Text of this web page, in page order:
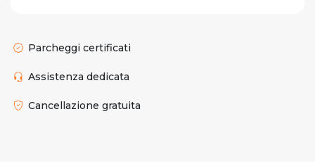
Parcheggi certificati
Assistenza dedicata
Cancellazione gratuita